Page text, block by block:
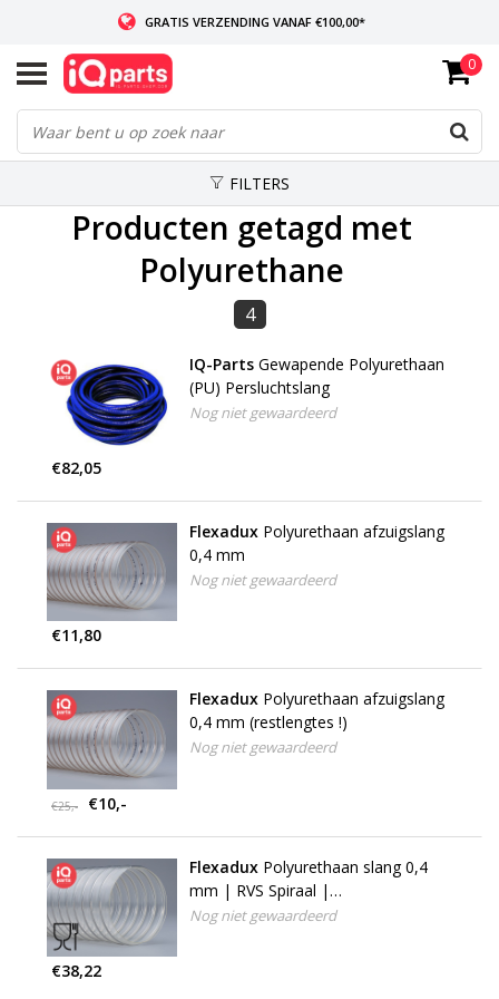
GRATIS VERZENDING VANAF €100,00*
INDIEN VOORRADIG: VOOR 14:00 BESTELD, ZELFDE DAG VERZONDEN
WERELDWIJDE LEVERING
0
FILTERS
Producten getagd met
Polyurethane
4
IQ-Parts Gewapende Polyurethaan
(PU) Persluchtslang
Nog niet gewaardeerd
€82,05
Flexadux Polyurethaan afzuigslang
0,4 mm
Nog niet gewaardeerd
€11,80
Flexadux Polyurethaan afzuigslang
0,4 mm (restlengtes !)
Nog niet gewaardeerd
€25,- €10,-
Flexadux Polyurethaan slang 0,4
mm | RVS Spiraal |
Voedingsindustrie
Nog niet gewaardeerd
€38,22